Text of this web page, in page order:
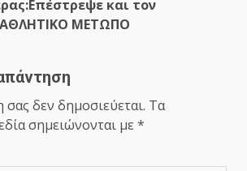
και τον
ΜΕΤΩΠΟ
δεν δημοσιεύεται. Τα
σημειώνονται με *